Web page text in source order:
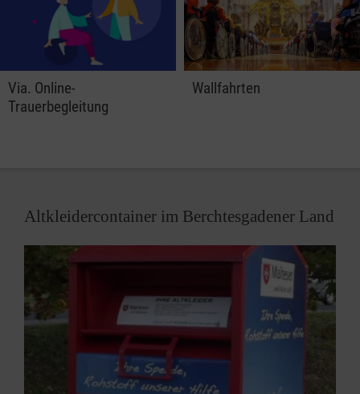
Via. Online-
Trauerbegleitung
Wallfahrten
Altkleidercontainer im Berchtesgadener Land